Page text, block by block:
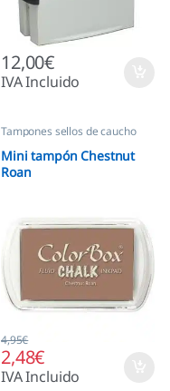
12,00€
IVA Incluido
Tampones sellos de caucho
Mini tampón Chestnut
Roan
2,48€
4,95€
IVA Incluido